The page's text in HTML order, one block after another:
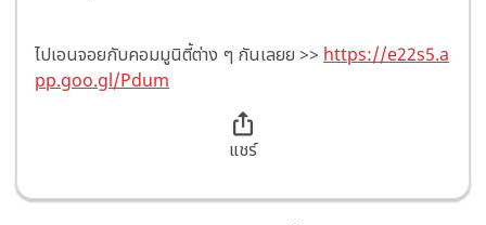
ไปเอนจอยกับคอมมูนิตี้ต่าง ๆ กันเลยย >> https://e22s5.a
pp.goo.gl/Pdum
แชร์